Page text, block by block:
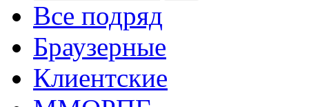
Все подряд
Браузерные
Клиентские